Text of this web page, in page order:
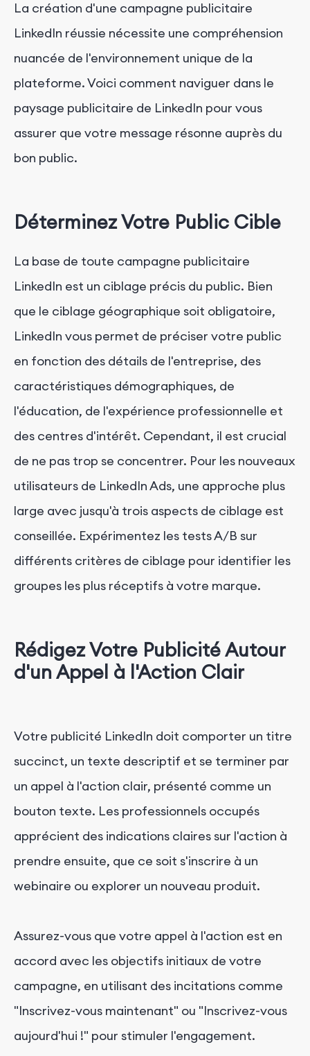
La création d'une campagne publicitaire
LinkedIn réussie nécessite une compréhension
nuancée de l'environnement unique de la
plateforme. Voici comment naviguer dans le
paysage publicitaire de LinkedIn pour vous
assurer que votre message résonne auprès du
bon public.
Déterminez Votre Public Cible
La base de toute campagne publicitaire
LinkedIn est un ciblage précis du public. Bien
que le ciblage géographique soit obligatoire,
LinkedIn vous permet de préciser votre public
en fonction des détails de l'entreprise, des
caractéristiques démographiques, de
l'éducation, de l'expérience professionnelle et
des centres d'intérêt. Cependant, il est crucial
de ne pas trop se concentrer. Pour les nouveaux
utilisateurs de LinkedIn Ads, une approche plus
large avec jusqu'à trois aspects de ciblage est
conseillée. Expérimentez les tests A/B sur
différents critères de ciblage pour identifier les
groupes les plus réceptifs à votre marque.
Rédigez Votre Publicité Autour
d'un Appel à l'Action Clair
Votre publicité LinkedIn doit comporter un titre
succinct, un texte descriptif et se terminer par
un appel à l'action clair, présenté comme un
bouton texte. Les professionnels occupés
apprécient des indications claires sur l'action à
prendre ensuite, que ce soit s'inscrire à un
webinaire ou explorer un nouveau produit.
Assurez-vous que votre appel à l'action est en
accord avec les objectifs initiaux de votre
campagne, en utilisant des incitations comme
"Inscrivez-vous maintenant" ou "Inscrivez-vous
aujourd'hui !" pour stimuler l'engagement.